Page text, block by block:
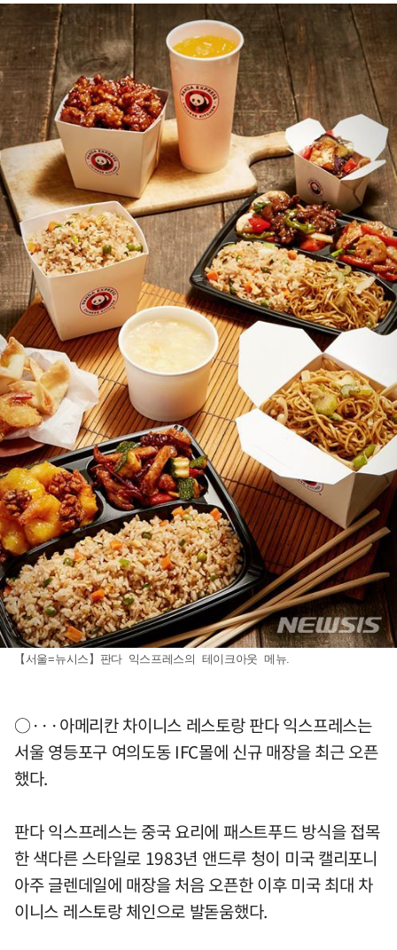
【서울=뉴시스】판다 익스프레스의 테이크아웃 메뉴.
○···아메리칸 차이니스 레스토랑 판다 익스프레스는
서울 영등포구 여의도동 IFC몰에 신규 매장을 최근 오픈
했다.
판다 익스프레스는 중국 요리에 패스트푸드 방식을 접목
한 색다른 스타일로 1983년 앤드루 청이 미국 캘리포니
아주 글렌데일에 매장을 처음 오픈한 이후 미국 최대 차
이니스 레스토랑 체인으로 발돋움했다.